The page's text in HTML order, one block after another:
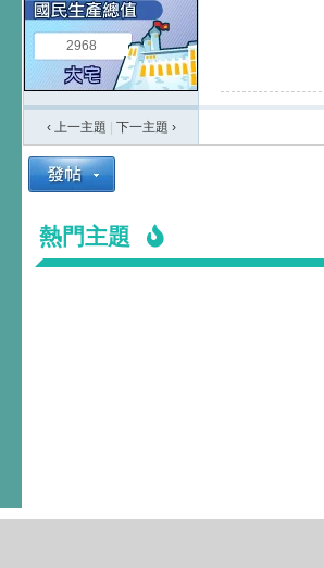
2968
‹ 上一主題 下一主題 ›
熱門主題